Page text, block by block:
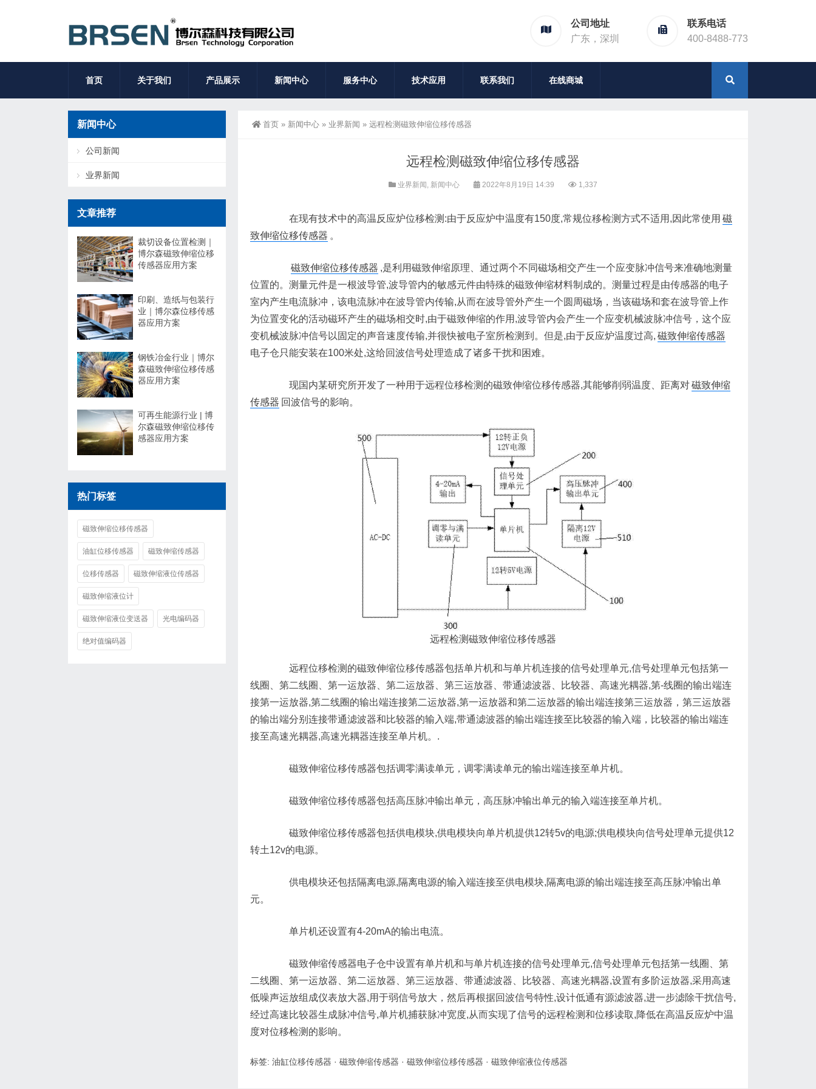
公司地址
广东，深圳
联系电话
400-8488-773
首页 关于我们 产品展示 新闻中心 服务中心 技术应用 联系我们 在线商城
首页 » 新闻中心 » 业界新闻 » 远程检测磁致伸缩位移传感器
远程检测磁致伸缩位移传感器
业界新闻 , 新闻中心 2022年8月19日 14:39 1,337
在现有技术中的高温反应炉位移检测:由于反应炉中温度有150度,常规位移检测方式不适用,因此常使用 磁
致伸缩位移传感器 。
磁致伸缩位移传感器 ,是利用磁致伸缩原理、通过两个不同磁场相交产生一个应变脉冲信号来准确地测量
位置的。测量元件是一根波导管,波导管内的敏感元件由特殊的磁致伸缩材料制成的。测量过程是由传感器的电子
室内产生电流脉冲，该电流脉冲在波导管内传输,从而在波导管外产生一个圆周磁场，当该磁场和套在波导管上作
为位置变化的活动磁环产生的磁场相交时,由于磁致伸缩的作用,波导管内会产生一个应变机械波脉冲信号，这个应
变机械波脉冲信号以固定的声音速度传输,并很快被电子室所检测到。但是,由于反应炉温度过高, 磁致伸缩传感器
电子仓只能安装在100米处,这给回波信号处理造成了诸多干扰和困难。
现国内某研究所开发了一种用于远程位移检测的磁致伸缩位移传感器,其能够削弱温度、距离对磁致伸缩
传感器 回波信号的影响。
远程检测磁致伸缩位移传感器
远程位移检测的磁致伸缩位移传感器包括单片机和与单片机连接的信号处理单元,信号处理单元包括第一
线圈、第二线圈、第一运放器、第二运放器、第三运放器、带通滤波器、比较器、高速光耦器,第-线圈的输出端连
接第一运放器,第二线圈的输出端连接第二运放器,第一运放器和第二运放器的输出端连接第三运放器，第三运放器
的输出端分别连接带通滤波器和比较器的输入端,带通滤波器的输出端连接至比较器的输入端，比较器的输出端连
接至高速光耦器,高速光耦器连接至单片机。.
磁致伸缩位移传感器包括调零满读单元，调零满读单元的输出端连接至单片机。
磁致伸缩位移传感器包括高压脉冲输出单元，高压脉冲输出单元的输入端连接至单片机。
磁致伸缩位移传感器包括供电模块,供电模块向单片机提供12转5v的电源;供电模块向信号处理单元提供12
转土12v的电源。
供电模块还包括隔离电源,隔离电源的输入端连接至供电模块,隔离电源的输出端连接至高压脉冲输出单
元。
单片机还设置有4-20mA的输出电流。
磁致伸缩传感器电子仓中设置有单片机和与单片机连接的信号处理单元,信号处理单元包括第一线圈、第
二线圈、第一运放器、第二运放器、第三运放器、带通滤波器、比较器、高速光耦器,设置有多阶运放器,采用高速
低噪声运放组成仪表放大器,用于弱信号放大，然后再根据回波信号特性,设计低通有源滤波器,进一步滤除干扰信号,
经过高速比较器生成脉冲信号,单片机捕获脉冲宽度,从而实现了信号的远程检测和位移读取,降低在高温反应炉中温
度对位移检测的影响。
标签: 油缸位移传感器 · 磁致伸缩传感器 · 磁致伸缩位移传感器 · 磁致伸缩液位传感器
新闻中心
公司新闻
业界新闻
文章推荐
裁切设备位置检测｜
博尔森磁致伸缩位移
传感器应用方案
印刷、造纸与包装行
业｜博尔森位移传感
器应用方案
钢铁冶金行业｜博尔
森磁致伸缩位移传感
器应用方案
可再生能源行业 | 博
尔森磁致伸缩位移传
感器应用方案
热门标签
磁致伸缩位移传感器
油缸位移传感器 磁致伸缩传感器
位移传感器 磁致伸缩液位传感器
磁致伸缩液位计
磁致伸缩液位变送器 光电编码器
绝对值编码器